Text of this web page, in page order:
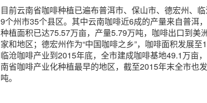
目前云南省咖啡种植已遍布普洱市、保山市、德宏州、
9个州市35个县区。其中云南咖啡近6成的产量来自普洱
种植面积已达75.57万亩，产量5.79万吨，咖啡出口到美
家和地区；德宏州作为“中国咖啡之乡”，咖啡面积发展至
临沧咖啡产业到2015年底，全市建成咖啡基地49.1万亩
南省咖啡产业化种植最早的地区，截至2015年末全市也
吨。